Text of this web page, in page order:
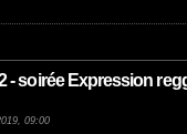
- soirée Expression
09:00